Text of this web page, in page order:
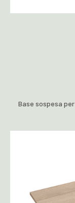
Base sospesa